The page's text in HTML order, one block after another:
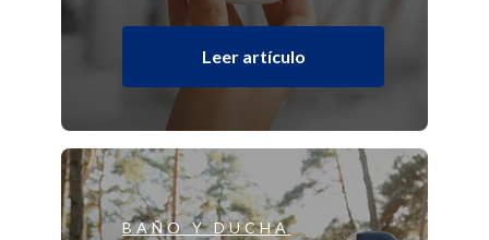
Leer artículo
BAÑO Y DUCHA